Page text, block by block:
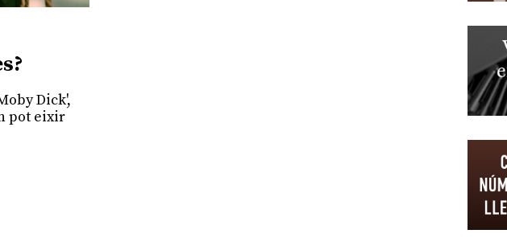
Dick',
pot eixir